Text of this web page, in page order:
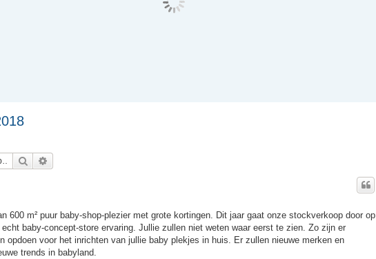
Zoek
600 m² puur baby-shop-plezier met grote kortingen. Dit jaar gaat onze stockverkoop door op
baby-concept-store ervaring. Jullie zullen niet weten waar eerst te zien. Zo zijn er
opdoen voor het inrichten van jullie baby plekjes in huis. Er zullen nieuwe merken en
trends in babyland.